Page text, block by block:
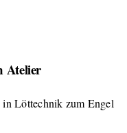
Atelier
in Löttechnik zum Engel